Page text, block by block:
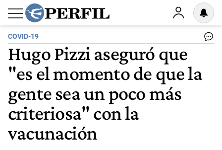
COVID-19
Hugo Pizzi aseguró que
"es el momento de que la
gente sea un poco más
criteriosa" con la
vacunación